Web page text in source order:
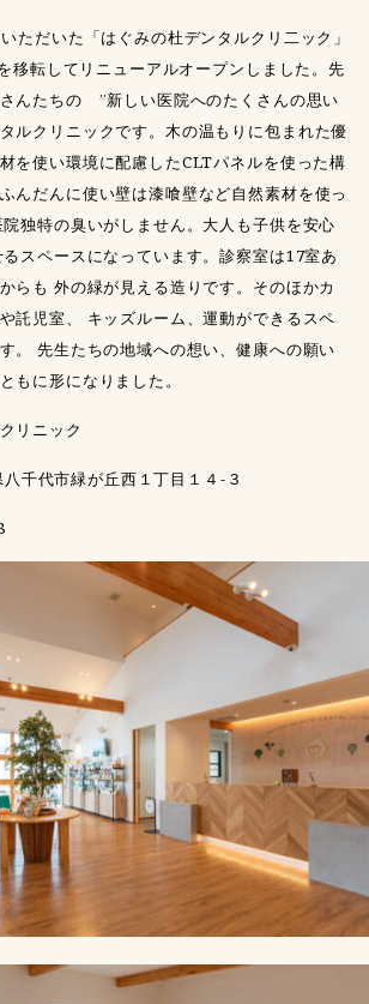
ただいた「はぐみの杜デンタルクリ二ック」
移転してリニューアルオープンしました。先
んたちの ”新しい医院へのたくさんの思い
ルクリニックです。木の温もりに包まれた優
を使い環境に配慮したCLTパネルを使った構
んだんに使い壁は漆喰壁など自然素材を使っ
独特の臭いがしません。大人も子供を安心
スペースになっています。診察室は17室あ
らも 外の緑が見える造りです。そのほかカ
託児室、 キッズルーム、運動ができるスペ
。 先生たちの地域への想い、健康への願い
に形になりました。
リニック
千代市緑が丘西１丁目１４-３